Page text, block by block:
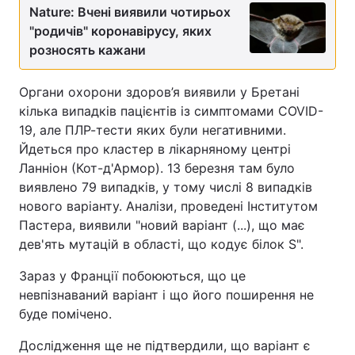
Nature: Вчені виявили чотирьох
"родичів" коронавірусу, яких
розносять кажани
Органи охорони здоров’я виявили у Бретані
кілька випадків пацієнтів із симптомами COVID-
19, але ПЛР-тести яких були негативними.
Йдеться про кластер в лікарняному центрі
Ланніон (Кот-д'Армор). 13 березня там було
виявлено 79 випадків, у тому числі 8 випадків
нового варіанту. Аналізи, проведені Інститутом
Пастера, виявили "новий варіант (...), що має
дев'ять мутацій в області, що кодує білок S".
Зараз у Франції побоюються, що це
невпізнаваний варіант і що його поширення не
буде помічено.
Дослідження ще не підтвердили, що варіант є